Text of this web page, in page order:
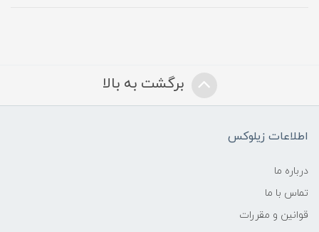
برگشت به بالا
اطلاعات زیلوکس
درباره ما
تماس با ما
قوانین و مقررات